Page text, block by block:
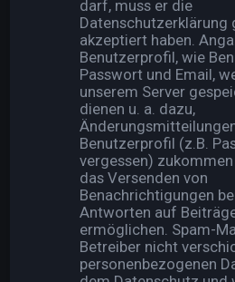
darf, muss er die
Datenschutzerklärung
akzeptiert haben.
Benutzerprofil, wie
Passwort und Email,
unserem Server
dienen u. a. dazu,
Benutzerprofil (z.B.
vergessen)
das Versenden von
Benachrichtigungen
Antworten auf
ermöglichen. Spam-
Betreiber nicht
personenbezogenen